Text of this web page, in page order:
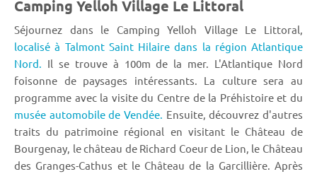
Camping Yelloh Village Le Littoral
Séjournez dans le Camping Yelloh Village Le Littoral,
localisé à Talmont Saint Hilaire dans la région Atlantique
Nord.
Il se trouve à 100m de la mer. L'Atlantique Nord
foisonne de paysages intéressants. La culture sera au
programme avec la visite du Centre de la Préhistoire et du
musée automobile de Vendée. Ensuite, découvrez d'autres
traits du patrimoine régional en visitant le Château de
Bourgenay, le château de Richard Coeur de Lion, le Château
des Granges-Cathus et le Château de la Garcillière. Après